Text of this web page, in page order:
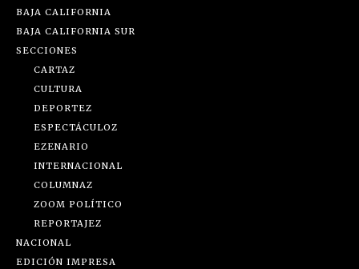
BAJA CALIFORNIA
BAJA CALIFORNIA SUR
SECCIONES
CARTAZ
CULTURA
DEPORTEZ
ESPECTÁCULOZ
EZENARIO
INTERNACIONAL
COLUMNAZ
ZOOM POLÍTICO
REPORTAJEZ
NACIONAL
EDICIÓN IMPRESA